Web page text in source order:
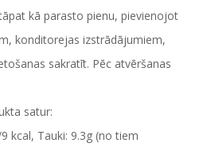
kā parasto pienu, pievienojot
konditorejas izstrādājumiem,
sakratīt. Pēc atvēršanas
satur:
kcal, Tauki: 9.3g (no tiem